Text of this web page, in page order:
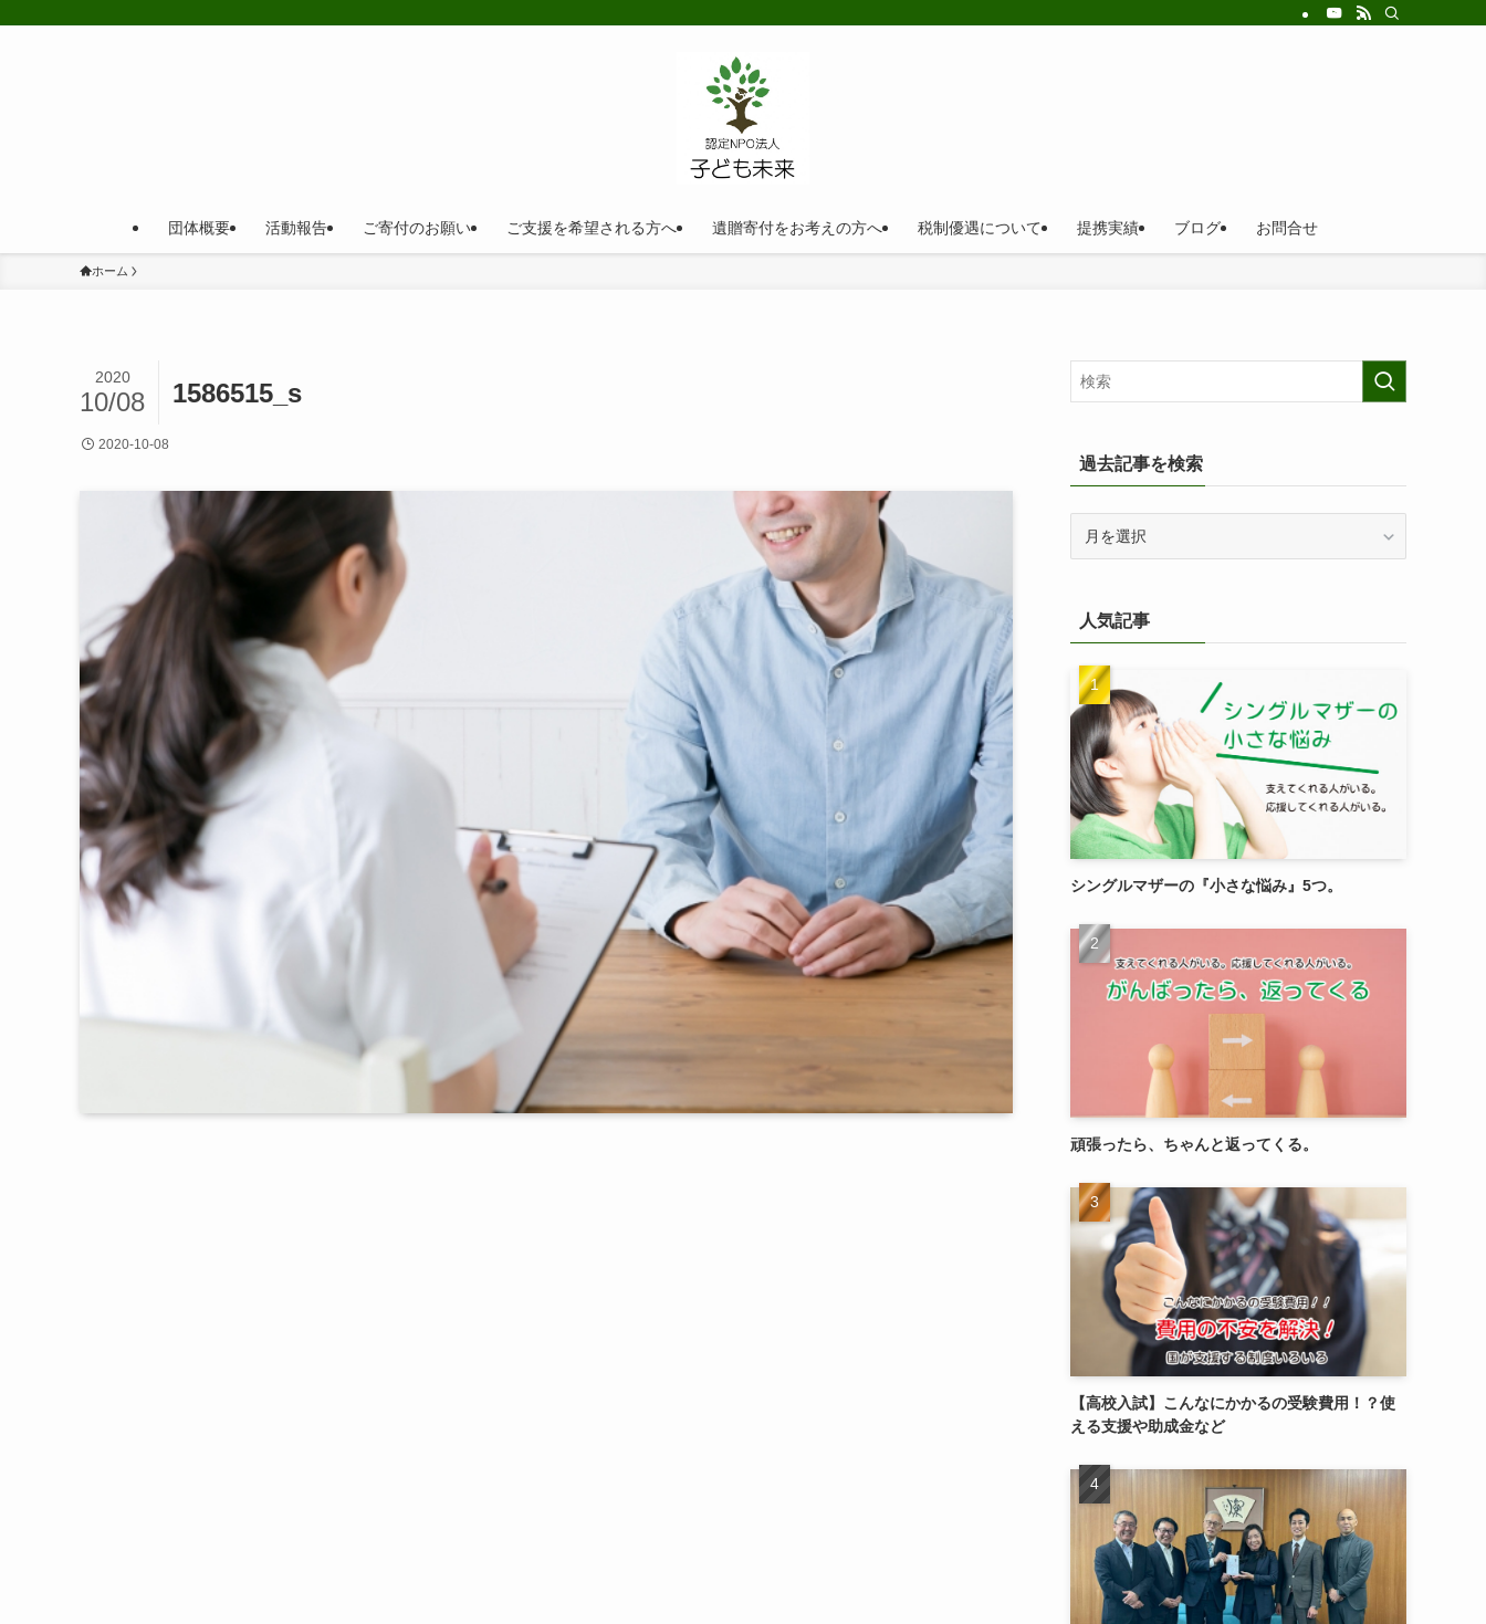
団体概要 活動報告 ご寄付のお願い ご支援を希望される方へ 遺贈寄付をお考えの方へ 税制優遇について 提携実績 ブログ お問合せ
ホーム
1586515_s
2020
10/08
2020-10-08
過去記事を検索
を
検
索
人気記事
シングルマザーの『小さな悩み』5つ。
頑張ったら、ちゃんと返ってくる。
【高校入試】こんなにかかるの受験費用！？使
える支援や助成金など